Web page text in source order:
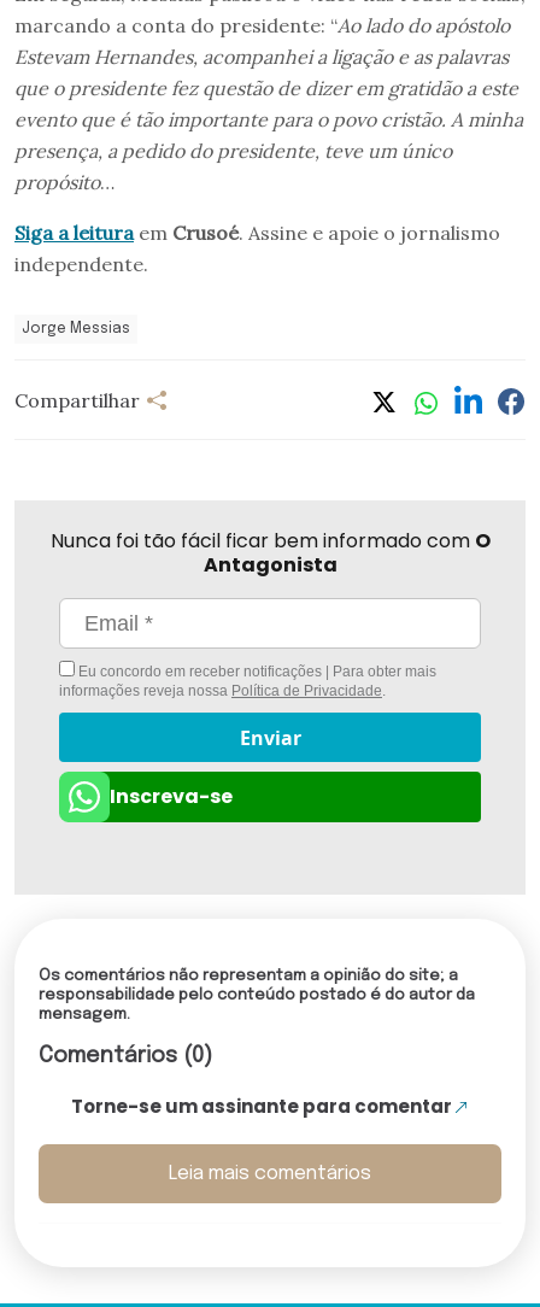
marcando a conta do presidente: “Ao lado do apóstolo
Estevam Hernandes, acompanhei a ligação e as palavras
que o presidente fez questão de dizer em gratidão a este
evento que é tão importante para o povo cristão. A minha
presença, a pedido do presidente, teve um único
propósito…
Siga a leituraem Crusoé. Assine e apoie o jornalismo
independente.
Jorge Messias
Compartilhar
Nunca foi tão fácil ficar bem informado com O
Antagonista
Eu concordo em receber notificações | Para obter mais
informações reveja nossa Política de Privacidade.
Enviar
Inscreva-se
Os comentários não representam a opinião do site; a
responsabilidade pelo conteúdo postado é do autor da
mensagem.
Comentários (0)
Torne-se um assinante para comentar
Leia mais comentários